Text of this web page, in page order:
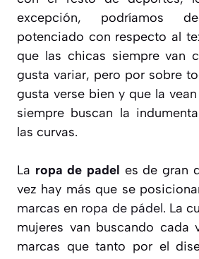
excepción, podríamos
potenciado con respecto al
que las chicas siempre van
gusta variar, pero por sobre
gusta verse bien y que la
siempre buscan la
las curvas.
La ropa de padel es de gran
vez hay más que se
marcas en ropa de pádel. La
mujeres van buscando cada
marcas que tanto por el